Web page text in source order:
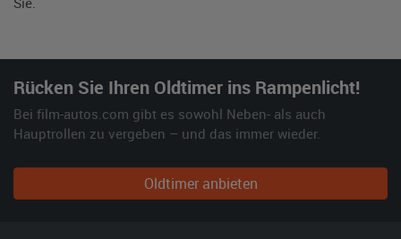
Rücken Sie Ihren Oldtimer ins Rampenlicht!
Bei film-autos.com gibt es sowohl Neben- als auch
Hauptrollen zu vergeben – und das immer wieder.
Oldtimer anbieten